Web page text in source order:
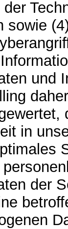
sowie
und
in
der